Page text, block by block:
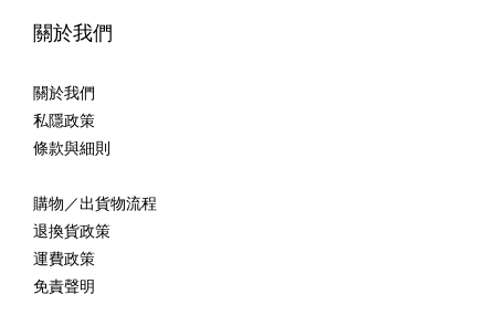
關於我們
關於我們
私隱政策
條款與細則
購物／出貨物流程
退換貨政策
運費政策
免責聲明